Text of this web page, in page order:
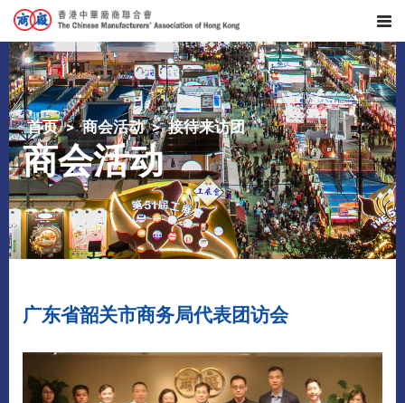
首页 商会活动 接待来访团
商会活动
广东省韶关市商务局代表团访会